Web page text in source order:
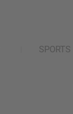
SPORTS